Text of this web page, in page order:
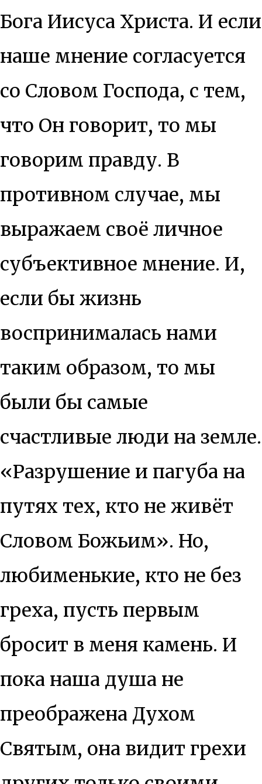
Бога Иисуса Христа. И если
наше мнение согласуется
со Словом Господа, с тем,
что Он говорит, то мы
говорим правду. В
противном случае, мы
выражаем своё личное
субъективное мнение. И,
если бы жизнь
воспринималась нами
таким образом, то мы
были бы самые
счастливые люди на земле.
«Разрушение и пагуба на
путях тех, кто не живёт
Словом Божьим». Но,
любименькие, кто не без
греха, пусть первым
бросит в меня камень. И
пока наша душа не
преображена Духом
Святым, она видит грехи